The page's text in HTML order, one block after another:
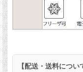
【配送・送料につい